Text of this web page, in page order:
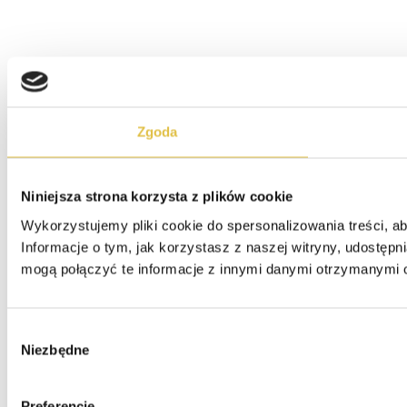
Zgoda
Niniejsza strona korzysta z plików cookie
Wykorzystujemy pliki cookie do spersonalizowania treści,
Informacje o tym, jak korzystasz z naszej witryny,
mogą połączyć te informacje z innymi danymi
zgody
Niezbędne